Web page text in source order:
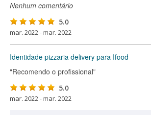
Nenhum comentário
5.0
mar. 2022 - mar. 2022
Identidade pizzaria delivery para Ifood
"Recomendo o profissional"
5.0
mar. 2022 - mar. 2022